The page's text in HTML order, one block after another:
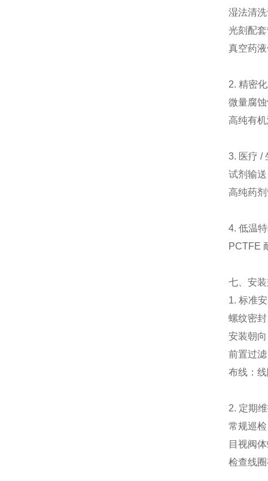
湿法清
光刻配
真空药
2. 精密
微量腐
高纯有
3. 医疗 /
试剂输
高纯药
4. 低温
PCTFE
七、安
1. 标准
螺纹密
安装朝
前置过
布线：
2. 定期
常规巡
目视阀
检查线